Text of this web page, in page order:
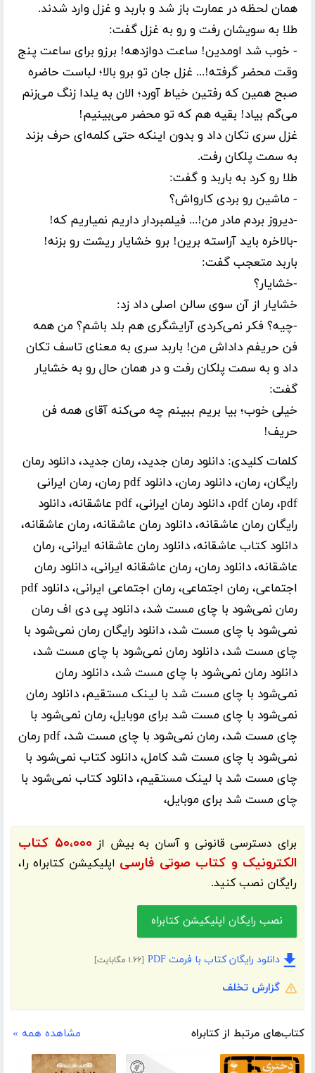
همان لحظه در عمارت باز شد و باربد و غزل وارد شدند.
طلا به سویشان رفت و رو به غزل گفت:
- خوب شد اومدین! ساعت دوازدهه! برزو برای ساعت پنج
وقت محضر گرفته!... غزل جان تو برو بالا؛ لباست حاضره
صبح همین که رفتین خیاط آورد؛ الان به یلدا زنگ می‌زنم
می‌گم بیاد! بقیه هم که تو محضر می‌بینیم!
غزل سری تکان داد و بدون اینکه حتی کلمه‌ای حرف بزند
به سمت پلکان رفت.
طلا رو کرد به باربد و گفت:
- ماشین رو بردی کارواش؟
-دیروز بردم مادر من!... فیلمبردار داریم نمیاریم که!
-بالاخره باید آراسته برین! برو خشایار ریشت رو بزنه!
باربد متعجب گفت:
-خشایار؟
خشایار از آن سوی سالن اصلی داد زد:
-چیه؟ فکر نمی‌کردی آرایشگری هم بلد باشم؟ من همه
فن حریفم داداش من! باربد سری به معنای تاسف تکان
داد و به سمت پلکان رفت و در همان حال رو به خشایار
گفت:
خیلی خوب؛ بیا بریم ببینم چه می‌کنه آقای همه فن
حریف!
کلمات کلیدی: دانلود رمان جدید، رمان جدید، دانلود رمان
رایگان، رمان، دانلود رمان، دانلود pdf رمان، رمان ایرانی
pdf، رمان pdf، دانلود رمان ایرانی، pdf عاشقانه، دانلود
رایگان رمان عاشقانه، دانلود رمان عاشقانه، رمان عاشقانه،
دانلود کتاب عاشقانه، دانلود رمان عاشقانه ایرانی، رمان
عاشقانه، دانلود رمان، رمان عاشقانه ایرانی، دانلود رمان
اجتماعی، رمان اجتماعی، رمان اجتماعی ایرانی، دانلود pdf
رمان نمی‌شود با چای مست شد، دانلود پی دی اف رمان
نمی‌شود با چای مست شد، دانلود رایگان رمان نمی‌شود با
چای مست شد، دانلود رمان نمی‌شود با چای مست شد،
دانلود رمان نمی‌شود با چای مست شد، دانلود رمان
نمی‌شود با چای مست شد با لینک مستقیم، دانلود رمان
نمی‌شود با چای مست شد برای موبایل، رمان نمی‌شود با
چای مست شد، رمان نمی‌شود با چای مست شد، pdf رمان
نمی‌شود با چای مست شد کامل، دانلود کتاب نمی‌شود با
چای مست شد با لینک مستقیم، دانلود کتاب نمی‌شود با
چای مست شد برای موبایل،
برای دسترسی قانونی و آسان به بیش از
۵۰،۰۰۰ کتاب
الکترونیک و کتاب صوتی فارسی اپلیکیشنکتابراهرا،
رایگان نصب کنید.
نصب رایگان اپلیکیشن کتابراه
دانلود رایگان کتاب با فرمت PDF [۱.۶۶ مگابایت]
گزارش تخلف
کتاب‌های مرتبط از کتابراه مشاهده همه »